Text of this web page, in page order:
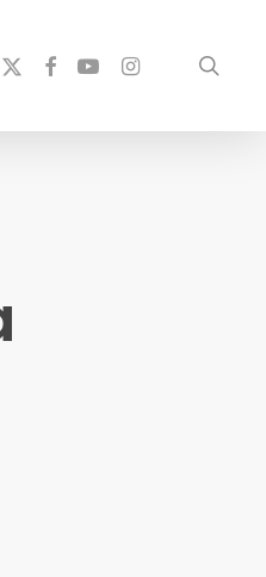
x-
facebook
youtubeinstagram